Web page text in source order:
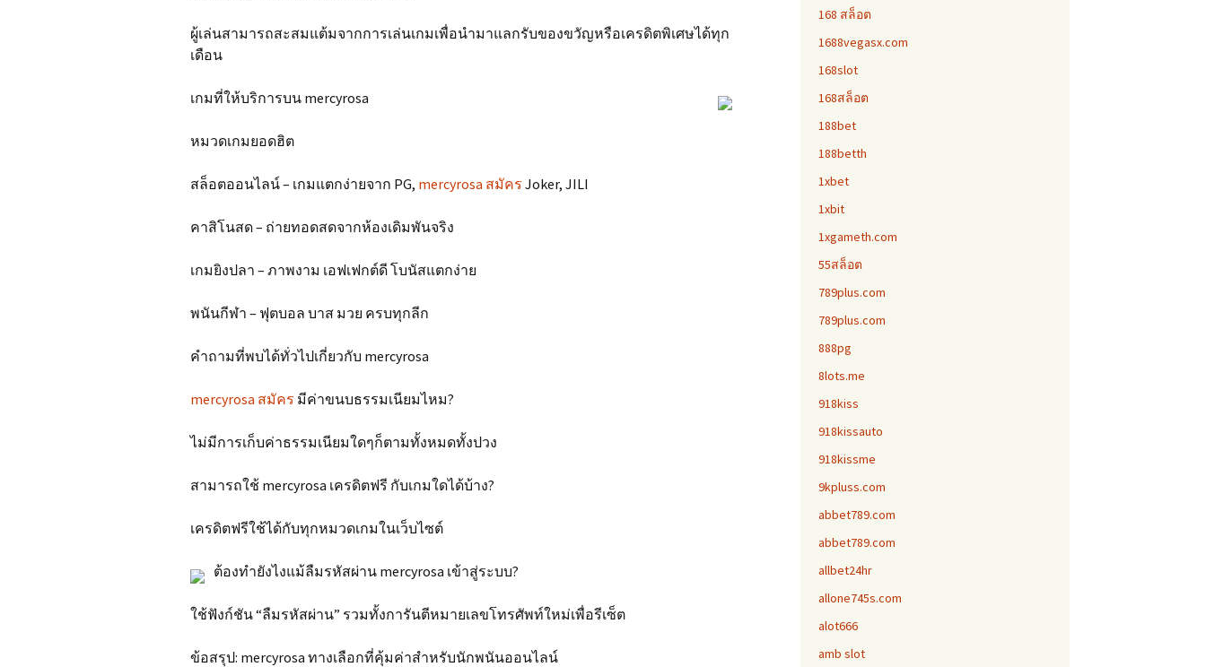
ผู้เล่นสามารถสะสมแต้มจากการเล่นเกมเพื่อนำมาแลกรับของขวัญหรือเครดิตพิเศษได้ทุก
เดือน
เกมที่ให้บริการบน mercyrosa
หมวดเกมยอดฮิต
สล็อตออนไลน์ – เกมแตกง่ายจาก PG, mercyrosa สมัคร Joker, JILI
คาสิโนสด – ถ่ายทอดสดจากห้องเดิมพันจริง
เกมยิงปลา – ภาพงาม เอฟเฟกต์ดี โบนัสแตกง่าย
พนันกีฬา – ฟุตบอล บาส มวย ครบทุกลีก
คำถามที่พบได้ทั่วไปเกี่ยวกับ mercyrosa
mercyrosa สมัคร มีค่าขนบธรรมเนียมไหม?
ไม่มีการเก็บค่าธรรมเนียมใดๆก็ตามทั้งหมดทั้งปวง
สามารถใช้ mercyrosa เครดิตฟรี กับเกมใดได้บ้าง?
เครดิตฟรีใช้ได้กับทุกหมวดเกมในเว็บไซต์
ต้องทำยังไงแม้ลืมรหัสผ่าน mercyrosa เข้าสู่ระบบ?
ใช้ฟังก์ชัน “ลืมรหัสผ่าน” รวมทั้งการันตีหมายเลขโทรศัพท์ใหม่เพื่อรีเซ็ต
ข้อสรุป: mercyrosa ทางเลือกที่คุ้มค่าสำหรับนักพนันออนไลน์
168 สล็อต
1688vegasx.com
168slot
168สล็อต
188bet
188betth
1xbet
1xbit
1xgameth.com
55สล็อต
789plus.com
789plus.com
888pg
8lots.me
918kiss
918kissauto
918kissme
9kpluss.com
abbet789.com
abbet789.com
allbet24hr
allone745s.com
alot666
amb slot